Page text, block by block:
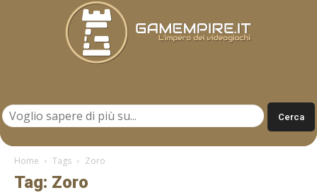
Home Tags Zoro
Tag: Zoro